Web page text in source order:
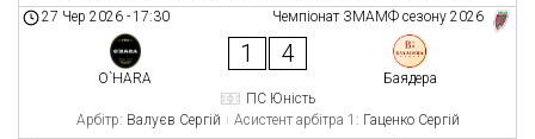
Чемпіонат ЗМАМФ сезону 2026
27 Чер 2026 -17:30
O`HARA
1 4
Баядера
ПС Юність
Арбітр: Валуєв Сергій Асистент арбітра 1: Гаценко Сергій